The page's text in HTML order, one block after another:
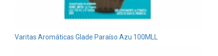
Varitas Aromáticas Glade Paraíso Azu 100MLL